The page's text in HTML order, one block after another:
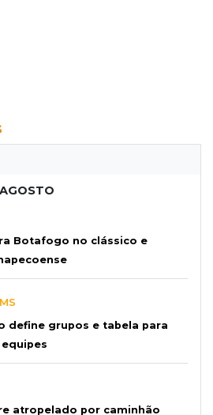
Botafogo no clássico e
define grupos e tabela para
atropelado por caminhão